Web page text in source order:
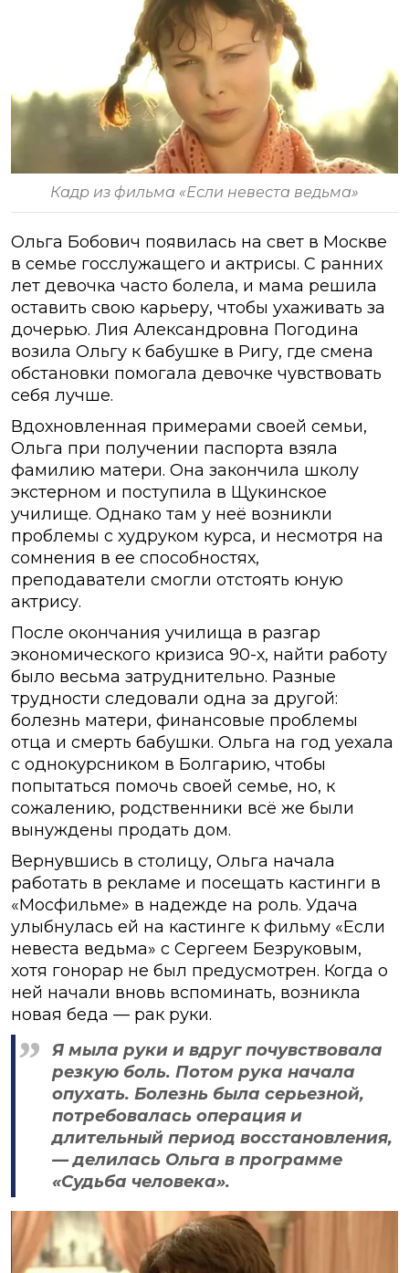
Кадр из фильма «Если невеста ведьма»
Ольга Бобович появилась на свет в Москве
в семье госслужащего и актрисы. С ранних
лет девочка часто болела, и мама решила
оставить свою карьеру, чтобы ухаживать за
дочерью. Лия Александровна Погодина
возила Ольгу к бабушке в Ригу, где смена
обстановки помогала девочке чувствовать
себя лучше.
Вдохновленная примерами своей семьи,
Ольга при получении паспорта взяла
фамилию матери. Она закончила школу
экстерном и поступила в Щукинское
училище. Однако там у неё возникли
проблемы с худруком курса, и несмотря на
сомнения в ее способностях,
преподаватели смогли отстоять юную
актрису.
После окончания училища в разгар
экономического кризиса 90-х, найти работу
было весьма затруднительно. Разные
трудности следовали одна за другой:
болезнь матери, финансовые проблемы
отца и смерть бабушки. Ольга на год уехала
с однокурсником в Болгарию, чтобы
попытаться помочь своей семье, но, к
сожалению, родственники всё же были
вынуждены продать дом.
Вернувшись в столицу, Ольга начала
работать в рекламе и посещать кастинги в
«Мосфильме» в надежде на роль. Удача
улыбнулась ей на кастинге к фильму «Если
невеста ведьма» с Сергеем Безруковым,
хотя гонорар не был предусмотрен. Когда о
ней начали вновь вспоминать, возникла
новая беда — рак руки.
Я мыла руки и вдруг почувствовала
резкую боль. Потом рука начала
опухать. Болезнь была серьезной,
потребовалась операция и
длительный период восстановления,
— делилась Ольга в программе
«Судьба человека».